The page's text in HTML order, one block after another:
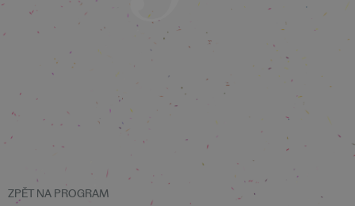
ZPĚT NA PROGRAM